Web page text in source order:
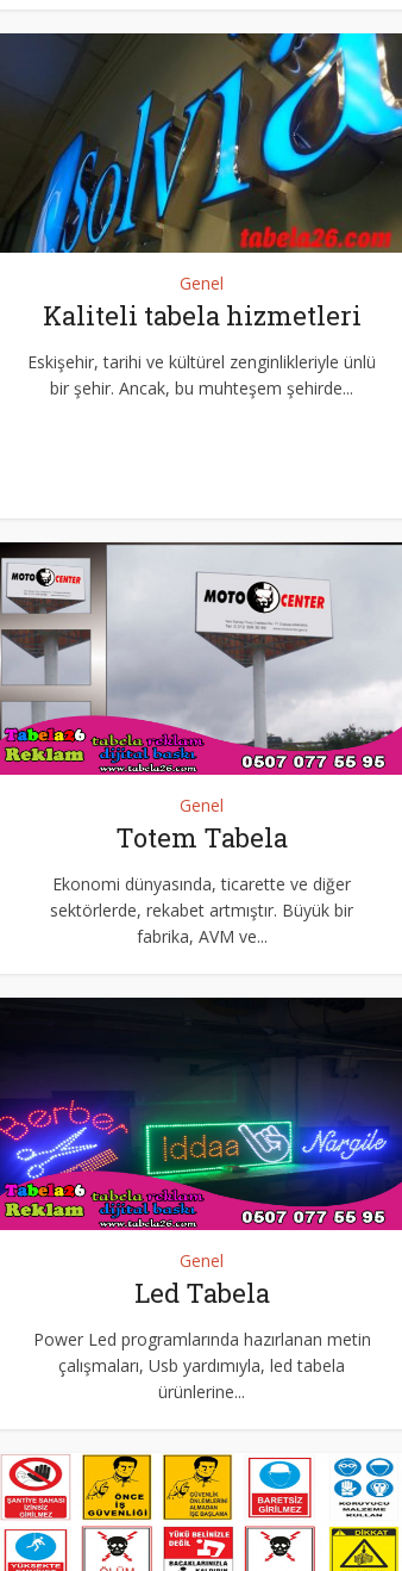
Genel
Kaliteli tabela hizmetleri
Eskişehir, tarihi ve kültürel zenginlikleriyle ünlü
bir şehir. Ancak, bu muhteşem şehirde...
Genel
Totem Tabela
Ekonomi dünyasında, ticarette ve diğer
sektörlerde, rekabet artmıştır. Büyük bir
fabrika, AVM ve...
Genel
Led Tabela
Power Led programlarında hazırlanan metin
çalışmaları, Usb yardımıyla, led tabela
ürünlerine...